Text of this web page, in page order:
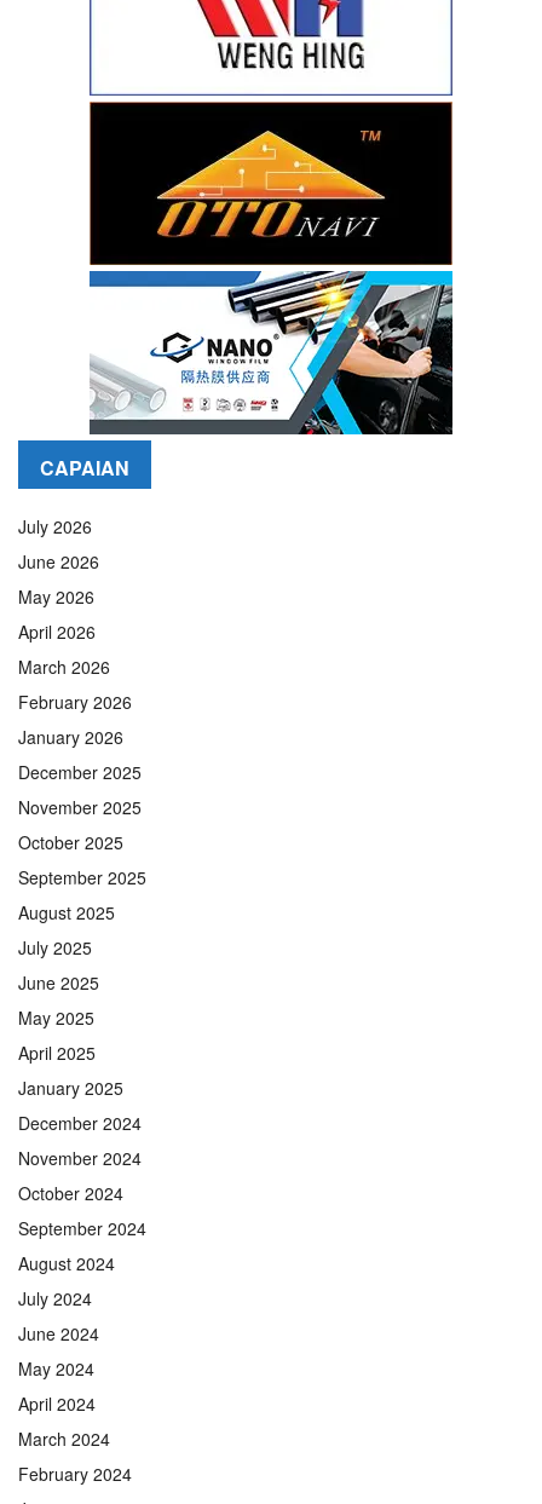
CAPAIAN
July 2026
June 2026
May 2026
April 2026
March 2026
February 2026
January 2026
December 2025
November 2025
October 2025
September 2025
August 2025
July 2025
June 2025
May 2025
April 2025
January 2025
December 2024
November 2024
October 2024
September 2024
August 2024
July 2024
June 2024
May 2024
April 2024
March 2024
February 2024